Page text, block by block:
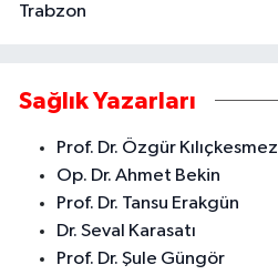
Trabzon
Sağlık Yazarları
Prof. Dr. Özgür Kılıçkesmez
Op. Dr. Ahmet Bekin
Prof. Dr. Tansu Erakgün
Dr. Seval Karasatı
Prof. Dr. Şule Güngör